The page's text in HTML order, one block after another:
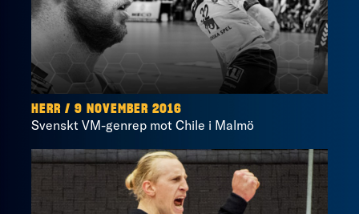
HERR / 9 NOVEMBER 2016
Svenskt VM-genrep mot Chile i Malmö